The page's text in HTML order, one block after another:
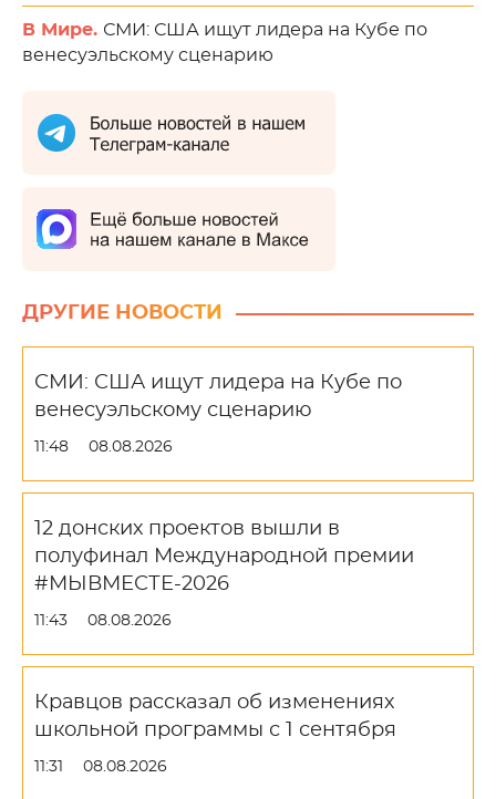
В Мире. СМИ: США ищут лидера на Кубе по
венесуэльскому сценарию
ДРУГИЕ НОВОСТИ
СМИ: США ищут лидера на Кубе по
венесуэльскому сценарию
11:48 08.08.2026
12 донских проектов вышли в
полуфинал Международной премии
#МЫВМЕСТЕ-2026
11:43 08.08.2026
Кравцов рассказал об изменениях
школьной программы с 1 сентября
11:31 08.08.2026